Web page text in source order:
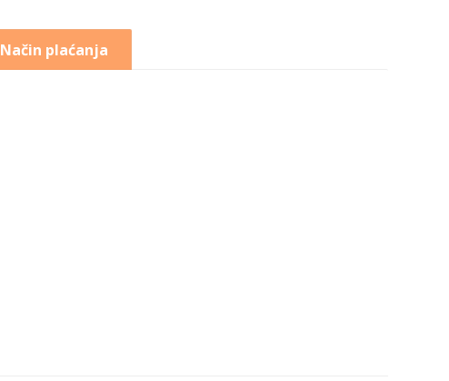
Način plaćanja